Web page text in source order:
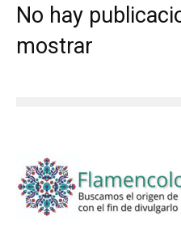
No hay
mostrar